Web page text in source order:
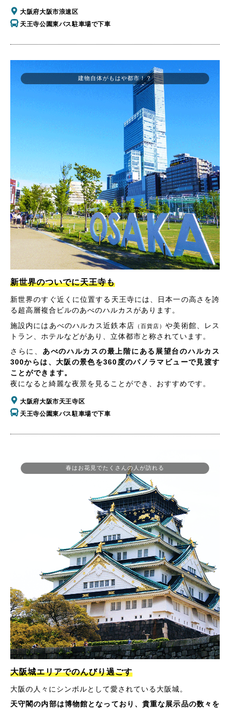
大阪府大阪市浪速区
天王寺公園東バス駐車場で下車
新世界のついでに天王寺も
新世界のすぐ近くに位置する天王寺には、日本一の高さを誇
る超高層複合ビルのあべのハルカスがあります。
施設内にはあべのハルカス近鉄本店 （百貨店）や美術館、レス
トラン、ホテルなどがあり、立体都市と称されています。
さらに、 あべのハルカスの最上階にある展望台のハルカス
300からは、大阪の景色を360度のパノラマビューで見渡す
ことができます。
夜になると綺麗な夜景を見ることができ、おすすめです。
大阪府大阪市天王寺区
天王寺公園東バス駐車場で下車
建物自体がもはや都市！？
春はお花見でたくさんの人が訪れる
大阪城エリアでのんびり過ごす
大阪の人々にシンボルとして愛されている大阪城。
天守閣の内部は博物館となっており、貴重な展示品の数々を